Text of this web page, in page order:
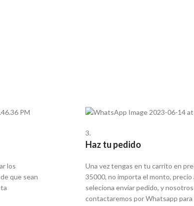
los
que sean
3.
Haz tu pedido
Una vez tengas en tu carrito en
35000, no importa el monto, precio
seleciona enviar pedido, y
contactaremos por Whatsapp